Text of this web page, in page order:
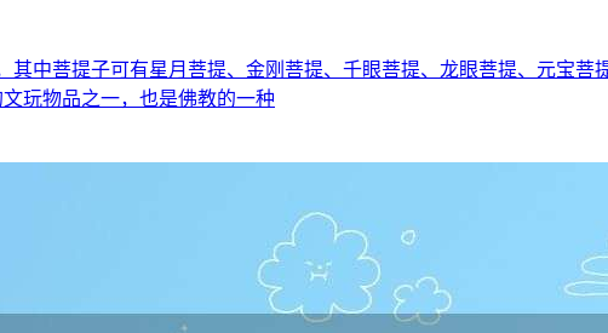
中菩提子可有星月菩提、金刚菩提、千眼菩提、龙眼菩提、元宝菩
玩物品之一，也是佛教的一种